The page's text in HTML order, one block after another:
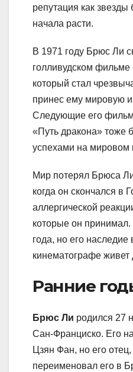
репутация как звезды
начала расти.
В 1971 году Брюс Ли
голливудском
который стал
принес ему мировую
Следующие его
«Путь дракона» тоже
успехами на мировом
Мир потерял Брюса
когда он скончался в
аллергической
которые он
года, но его наследие
кинематографе живет
Ранние
Брюс Ли родился 27
Сан-Франциско. Его
Цзян Фан, но его
переименовал его в